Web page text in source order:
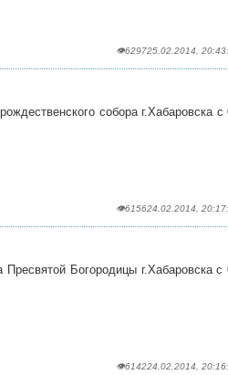
👁629725.02.2014,
собора г.Хабаровска с
👁615624.02.2014,
Богородицы г.Хабаровска с
👁614224.02.2014,